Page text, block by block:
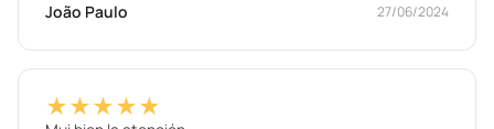
João Paulo
27/06/2024
★★★★★